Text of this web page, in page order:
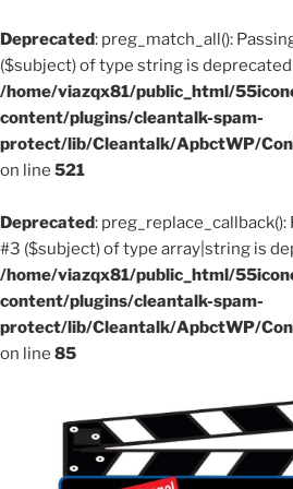
Deprecated: preg_match_all():
($subject) of type string is
/home/viazqx81/public_html/
content/plugins/cleantalk-spam-
protect/lib/Cleantalk/ApbctWP/
on line 521
Deprecated:
#3 ($subject) of type array|string is
/home/viazqx81/public_html/
content/plugins/cleantalk-spam-
protect/lib/Cleantalk/ApbctWP/
on line 85